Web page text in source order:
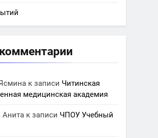
к записи Читинская
медицинская академия
Анита к записи ЧПОУ Учебный